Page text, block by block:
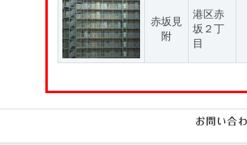
赤坂見
附
港区赤
坂２丁
目